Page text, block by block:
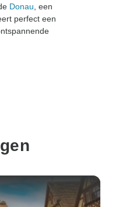
Donau, een
perfect een